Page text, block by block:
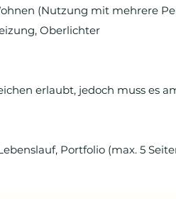
(Nutzung mit mehrere
Oberlichter
erlaubt, jedoch muss es
Portfolio (max. 5